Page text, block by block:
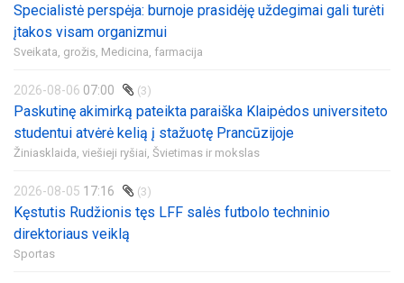
Specialistė perspėja: burnoje prasidėję uždegimai gali turėti
įtakos visam organizmui
Sveikata, grožis, Medicina, farmacija
2026-08-06 07:00 (3)
Paskutinę akimirką pateikta paraiška Klaipėdos universiteto
studentui atvėrė kelią į stažuotę Prancūzijoje
Žiniasklaida, viešieji ryšiai, Švietimas ir mokslas
2026-08-05 17:16 (3)
Kęstutis Rudžionis tęs LFF salės futbolo techninio
direktoriaus veiklą
Sportas